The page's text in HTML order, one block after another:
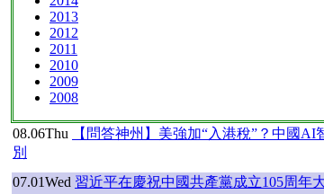
2013
2012
2011
2010
2009
2008
08.06Thu
【問答神州】美強加“入港稅”？中國
別
07.01Wed 習近平在慶祝中國共產黨成立105周年